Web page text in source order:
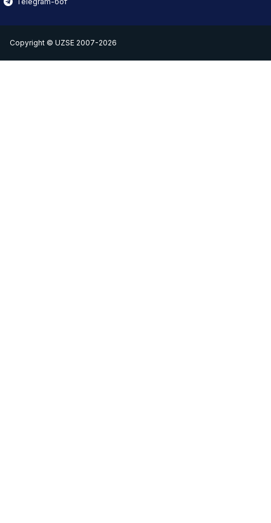
Copyright © UZSE 2007-2026